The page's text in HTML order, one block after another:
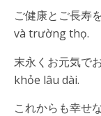
ご健康とご長寿
và trường thọ.
末永くお元気で
khỏe lâu dài.
これからも幸せ